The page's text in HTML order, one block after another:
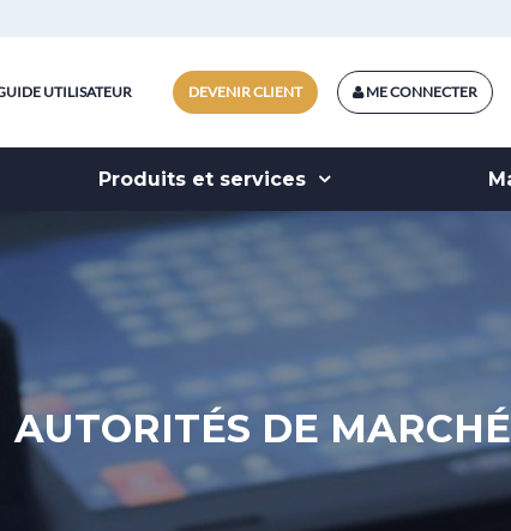
ME CONNECTER
DEVENIR CLIENT
UTILISATEUR
Produits et services
AUTORITÉS DE